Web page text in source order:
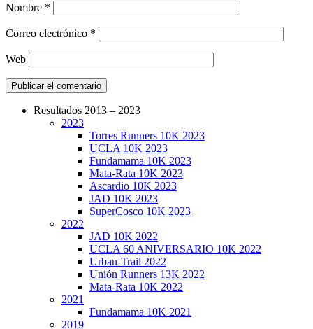
Nombre *
Correo electrónico *
Web
CarreraPro – Organización de eventos
deportivos
Resultados 2013 – 2023
2023
Torres Runners 10K 2023
UCLA 10K 2023
Fundamama 10K 2023
Mata-Rata 10K 2023
Ascardio 10K 2023
JAD 10K 2023
SuperCosco 10K 2023
2022
JAD 10K 2022
UCLA 60 ANIVERSARIO 10K 2022
Urban-Trail 2022
Unión Runners 13K 2022
Mata-Rata 10K 2022
2021
Fundamama 10K 2021
2019